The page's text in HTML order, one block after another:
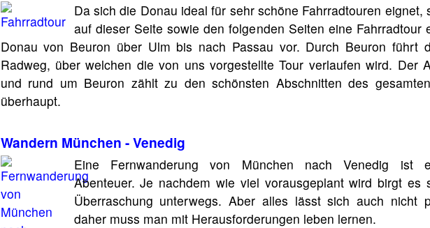
Da sich die Donau ideal für sehr schöne Fahrradtouren eignet,
auf dieser Seite sowie den folgenden Seiten eine Fahrradtour
Donau von Beuron über Ulm bis nach Passau vor. Durch Beuron führt
Radweg, über welchen die von uns vorgestellte Tour verlaufen wird. Der
und rund um Beuron zählt zu den schönsten Abschnitten des
überhaupt.
Wandern München - Venedig
Eine Fernwanderung von München nach Venedig ist
Abenteuer. Je nachdem wie viel vorausgeplant wird birgt es
Überraschung unterwegs. Aber alles lässt sich auch nicht
daher muss man mit Herausforderungen leben lernen.